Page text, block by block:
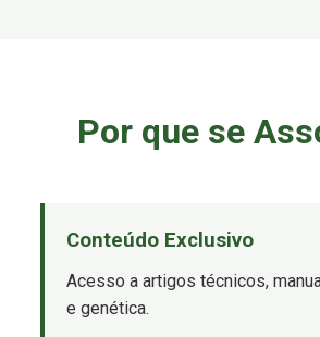
Por que se
Conteúdo Exclusivo
Acesso a artigos técnicos,
e genética.